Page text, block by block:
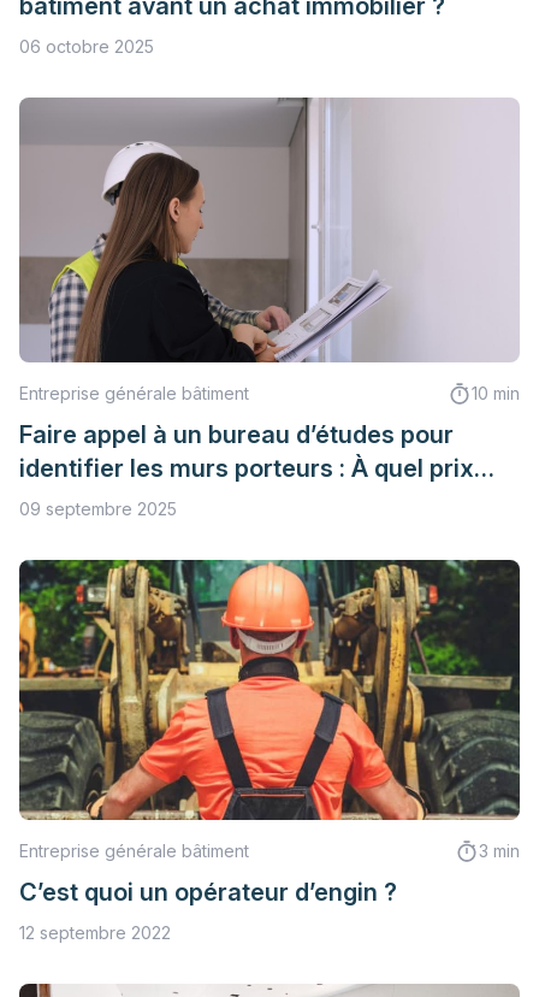
bâtiment avant un achat immobilier ?
06 octobre 2025
Entreprise générale bâtiment 10 min
Faire appel à un bureau d’études pour
identifier les murs porteurs : À quel prix
s’attendre ?
09 septembre 2025
Entreprise générale bâtiment 3 min
C’est quoi un opérateur d’engin ?
12 septembre 2022